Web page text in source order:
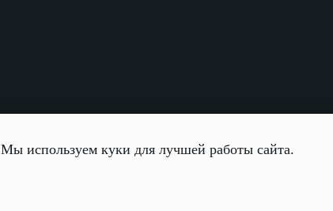
Мы используем куки для лучшей работы сайта.